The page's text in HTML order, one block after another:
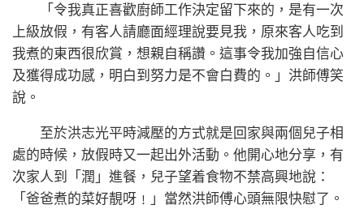
「令我真正喜歡廚師工作決定留下來的，是有一次
上級放假，有客人請廳面經理說要見我，原來客人吃到
我煮的東西很欣賞，想親自稱讚。這事令我加強自信心
及獲得成功感，明白到努力是不會白費的。」洪師傅笑
說。
至於洪志光平時減壓的方式就是回家與兩個兒子相
處的時候，放假時又一起出外活動。他開心地分享，有
次家人到「潤」進餐，兒子望着食物不禁高興地說：
「爸爸煮的菜好靚呀﹗」當然洪師傅心頭無限快慰了。